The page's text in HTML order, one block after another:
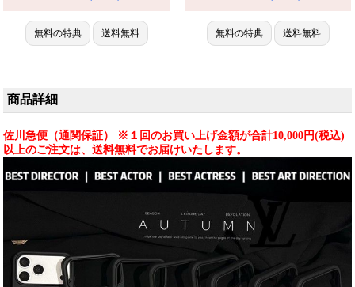
ラップケース。流行り・耐衝
撃・防水。かわいい・格安。お
すすめiPhone17ケース / 17プロ
無料の特典 送料無料
護 LV iPhone15/14 pro携帯ケー
ス おしゃれ 人気 おすすめ
iPhone 17 プロ / プラス ケース
無料の特典 送料無料
商品詳細
佐川急便（通関保証） ※１回のお買い上げ金額が合計10,000円(税込)
以上のご注文は、送料無料でお届けいたします。